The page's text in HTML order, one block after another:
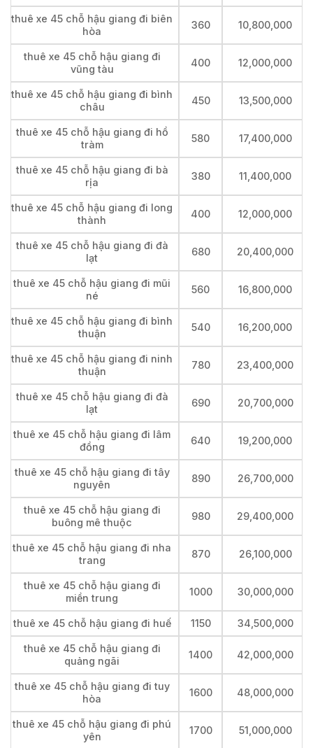
thuê xe 45 chỗ hậu giang đi biên
hòa
360 10,800,000
thuê xe 45 chỗ hậu giang đi
vũng tàu
400 12,000,000
thuê xe 45 chỗ hậu giang đi bình
châu
450 13,500,000
thuê xe 45 chỗ hậu giang đi hồ
tràm
580 17,400,000
thuê xe 45 chỗ hậu giang đi bà
rịa
380 11,400,000
thuê xe 45 chỗ hậu giang đi long
thành
400 12,000,000
thuê xe 45 chỗ hậu giang đi đà
lạt
680 20,400,000
thuê xe 45 chỗ hậu giang đi mũi
né
560 16,800,000
thuê xe 45 chỗ hậu giang đi bình
thuận
540 16,200,000
thuê xe 45 chỗ hậu giang đi ninh
thuận
780 23,400,000
thuê xe 45 chỗ hậu giang đi đà
lạt
690 20,700,000
thuê xe 45 chỗ hậu giang đi lâm
đồng
640 19,200,000
thuê xe 45 chỗ hậu giang đi tây
nguyên
890 26,700,000
thuê xe 45 chỗ hậu giang đi
buông mê thuộc
980 29,400,000
thuê xe 45 chỗ hậu giang đi nha
trang
870 26,100,000
thuê xe 45 chỗ hậu giang đi
miền trung
1000 30,000,000
thuê xe 45 chỗ hậu giang đi huế 1150 34,500,000
thuê xe 45 chỗ hậu giang đi
quảng ngãi
1400 42,000,000
thuê xe 45 chỗ hậu giang đi tuy
hòa
1600 48,000,000
thuê xe 45 chỗ hậu giang đi phú
yên
1700 51,000,000